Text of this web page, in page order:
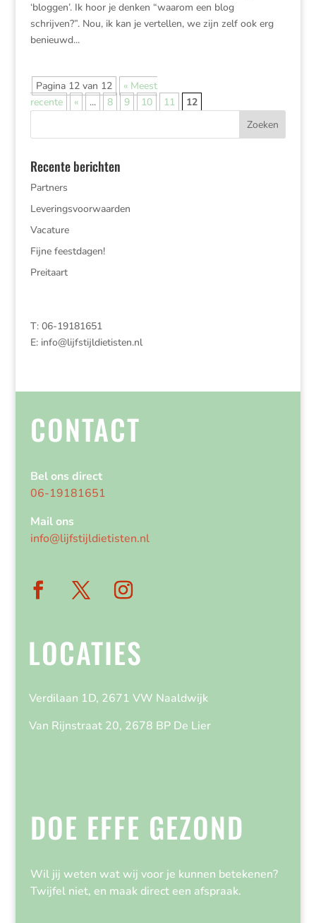
‘bloggen’. Ik hoor je denken “waarom een blog
schrijven?”. Nou, ik kan je vertellen, we zijn zelf ook erg
benieuwd...
Pagina 12 van 12
« Meest
recente
« ... 8 9 10 11 12
Recente berichten
Partners
Leveringsvoorwaarden
Vacature
Fijne feestdagen!
Preitaart
T: 06-19181651
E: info@lijfstijldietisten.nl
CONTACT
Bel ons direct
06-19181651
Mail ons
info@lijfstijldietisten.nl
LOCATIES
Verdilaan 1D, 2671 VW Naaldwijk
Van Rijnstraat 20, 2678 BP De Lier
DOE EFFE GEZOND
Wil jij weten wat wij voor je kunnen betekenen?
Twijfel niet, en maak direct een afspraak.